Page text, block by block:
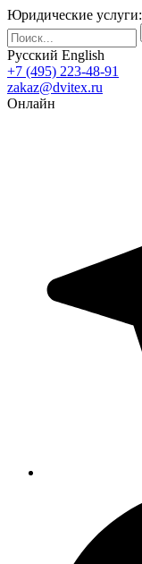
Юридические услуги:
Русский English
+7 (495) 223-48-91
zakaz@dvitex.ru
Онлайн